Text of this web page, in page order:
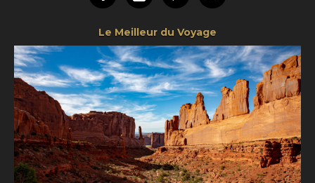
Le Meilleur du Voyage